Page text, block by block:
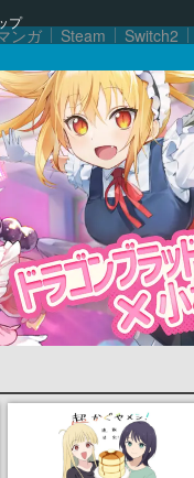
プ
ンガ Steam Switch2